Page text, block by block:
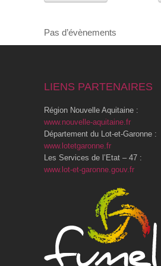
SOCIAL
SPORTS ET LOISIRS
CULTURE ET PATRIMOINE
RENDEZ-VOUS EN LIGNE
Pas d’évènements
LIENS PARTENAIRES
Région Nouvelle Aquitaine :
www.nouvelle-aquitaine.fr
Département du Lot-et-Garonne :
www.lotetgaronne.fr
Les Services de l’Etat – 47 :
www.lot-et-garonne.gouv.fr